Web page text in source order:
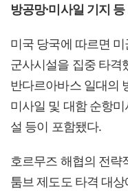
방공망·미사일 기지
미국 당국에 따르면
군사시설을 집중 타격
반다르아바스 일대의
미사일 및 대함 순항
설 등이 포함됐다.
호르무즈 해협의 전략
툼브 제도도 타격 대